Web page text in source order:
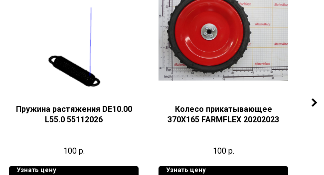
Пружина растяжения DE10.00
L55.0 55112026
100 р.
Узнать цену
Колесо прикатывающее
370X165 FARMFLEX 20202023
100 р.
Узнать цену